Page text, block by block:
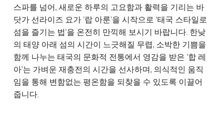
스파를 넘어, 새로운 하루의 고요함과 활력을 기리는 바
닷가 선라이즈 요가 '랍 아룬'을 시작으로 '태국 스타일로
섬을 즐기는 법'을 온전히 만끽해 보시기 바랍니다. 한낮
의 태양 아래 섬의 시간이 느긋해질 무렵, 소박한 기쁨을
함께 나누는 태국의 문화적 전통에서 영감을 받은 '합 레
아'는 가벼운 재충전의 시간을 선사하며, 의식적인 움직
임을 통해 변함없는 평온함을 되찾을 수 있도록 이끌어
줍니다.